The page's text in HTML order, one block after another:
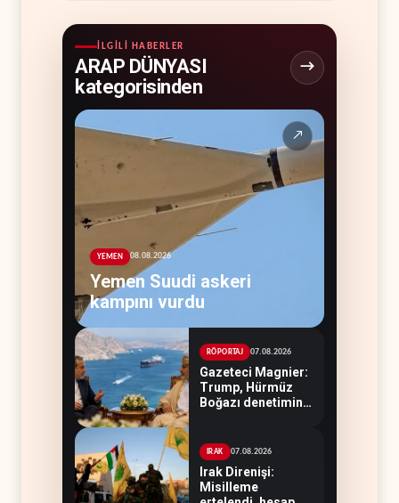
İLGILI HABERLER
ARAP DÜNYASI
kategorisinden
↗
YEMEN 08.08.2026
Yemen Suudi askeri
kampını vurdu
RÖPORTAJ 07.08.2026
Gazeteci Magnier:
Trump, Hürmüz
Boğazı denetimini
etti
IRAK 07.08.2026
Irak Direnişi:
Misilleme